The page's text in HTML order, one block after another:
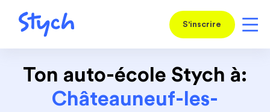
S'inscrire
Ton auto-école Stych à:
Châteauneuf-les-